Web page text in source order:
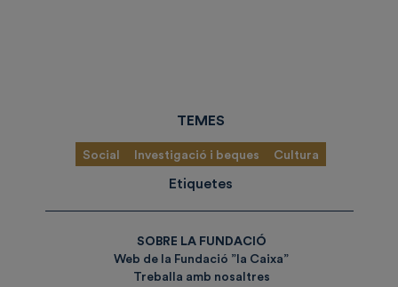
TEMES
Social Investigació i beques Cultura
Etiquetes
SOBRE LA FUNDACIÓ
Web de la Fundació ”la Caixa”
Treballa amb nosaltres